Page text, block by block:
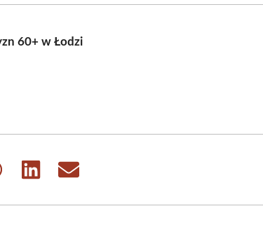
60+ w Łodzi
Share
Share